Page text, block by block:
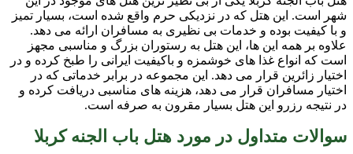
شهر است. این هتل که در نزدیکی حرم واقع شده است، بسیار تمیز
و با کیفیت بوده و خدمات بی نظیری به مسافران ارائه می دهد.
علاوه بر همه این ها، این هتل به رستوران بزرگ و مناسبی مجهز
است که انواع غذا های خوشمزه و باکیفیت ایرانی را طبخ کرده و در
اختیار زائرین قرار می دهد. این مجموعه در برابر خدماتی که در
اختیار مسافران قرار می دهد، هزینه های مناسبی دریافت کرده و
در نتیجه رزرو این هتل بسیار مقرون به صرفه است.
سوالات متداول در مورد هتل باب الجنه کربلا